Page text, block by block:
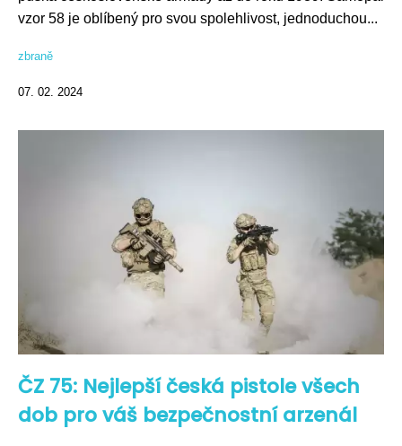
vzor 58 je oblíbený pro svou spolehlivost, jednoduchou...
zbraně
07. 02. 2024
ČZ 75: Nejlepší česká pistole všech
dob pro váš bezpečnostní arzenál